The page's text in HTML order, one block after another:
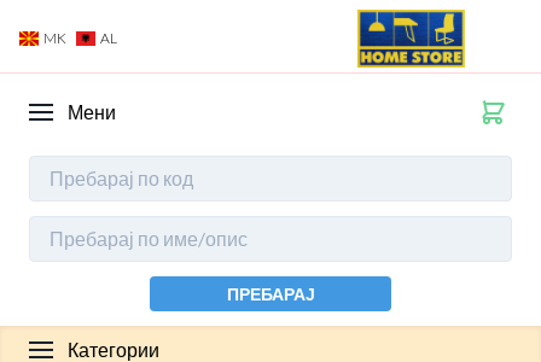
MK AL
Мени
ПРЕБАРАЈ
Категории